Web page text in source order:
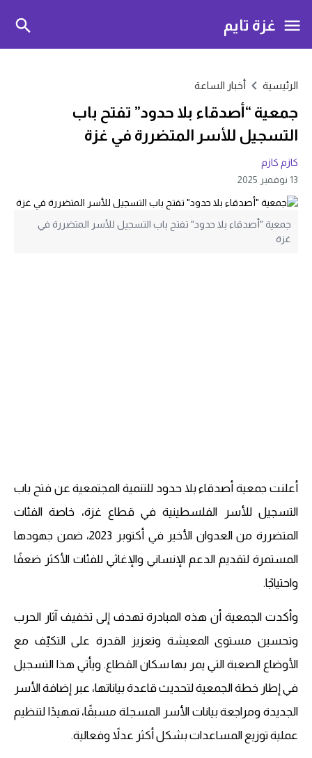
غزة تايم
الرئيسية أخبار الساعة
جمعية “أصدقاء بلا حدود” تفتح باب
التسجيل للأسر المتضررة في غزة
كازم كازم
13 نوفمبر 2025
جمعية "أصدقاء بلا حدود" تفتح باب التسجيل للأسر المتضررة في
غزة
أعلنت جمعية أصدقاء بلا حدود للتنمية المجتمعية عن فتح باب
التسجيل للأسر الفلسطينية في قطاع غزة، خاصة الفئات
المتضررة من العدوان الأخير في أكتوبر 2023، ضمن جهودها
المستمرة لتقديم الدعم الإنساني والإغاثي للفئات الأكثر ضعفًا
واحتياجًا.
وأكدت الجمعية أن هذه المبادرة تهدف إلى تخفيف آثار الحرب
وتحسين مستوى المعيشة وتعزيز القدرة على التكيّف مع
الأوضاع الصعبة التي يمر بها سكان القطاع. ويأتي هذا التسجيل
في إطار خطة الجمعية لتحديث قاعدة بياناتها، عبر إضافة الأسر
الجديدة ومراجعة بيانات الأسر المسجلة مسبقًا، تمهيدًا لتنظيم
عملية توزيع المساعدات بشكل أكثر عدلاً وفعالية.